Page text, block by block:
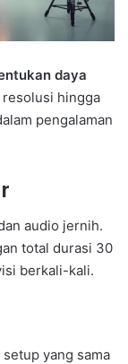
daya
hingga
pengalaman
audio jernih.
total durasi 30
berkali-kali.
yang sama